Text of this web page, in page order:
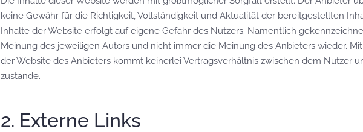
keine Gewähr für die Richtigkeit, Vollständigkeit und Aktualität der bereitgestellten
Inhalte der Website erfolgt auf eigene Gefahr des Nutzers. Namentlich
Meinung des jeweiligen Autors und nicht immer die Meinung des Anbieters wieder.
der Website des Anbieters kommt keinerlei Vertragsverhältnis zwischen dem Nutzer
zustande.
2. Externe Links